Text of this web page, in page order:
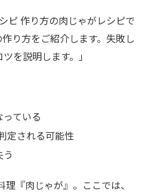
ピ 作り方の肉じゃがレシピで
り方をご紹介します。失敗し
を説明します。」
ている
定される可能性
『肉じゃが』。ここでは、